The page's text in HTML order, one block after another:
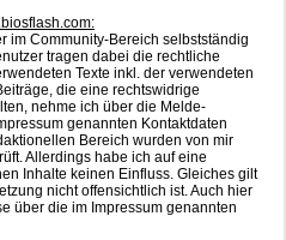
im Community-Bereich selbstständig
tragen dabei die rechtliche
Texte inkl. der verwendeten
die eine rechtswidrige
nehme ich über die Melde-
genannten Kontaktdaten
Bereich wurden von mir
Allerdings habe ich auf eine
Inhalte keinen Einfluss. Gleiches gilt
nicht offensichtlich ist. Auch hier
über die im Impressum genannten